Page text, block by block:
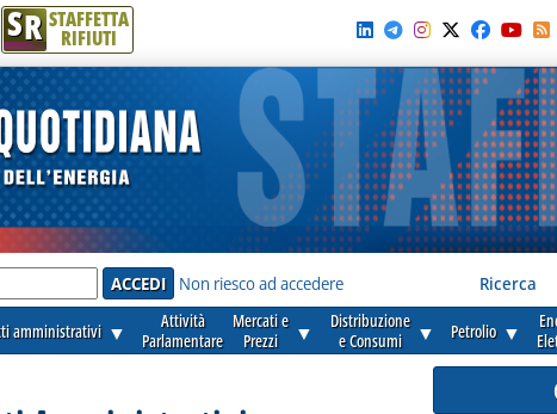
SR STAFFETTA
RIFIUTI
Non riesco ad accedere Ricerca
amministrativi ▼
Attività
Parlamentare
Mercati e
Prezzi
▼
Distribuzione
e Consumi
▼ Petrolio ▼